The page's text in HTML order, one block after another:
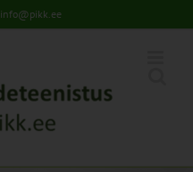
info@pikk.ee